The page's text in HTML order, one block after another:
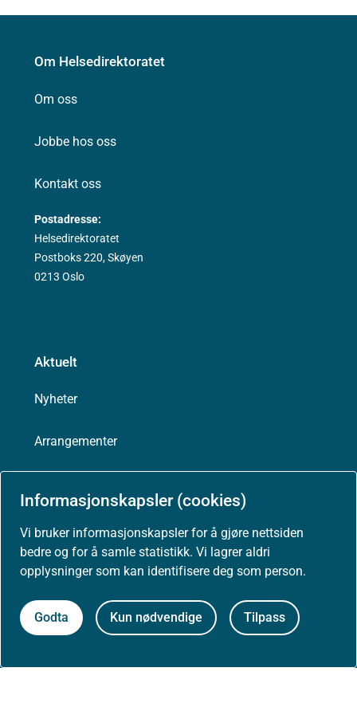
Informasjonskapsler (cookies)
Vi bruker informasjonskapsler for å gjøre nettsiden
bedre og for å samle statistikk. Vi lagrer aldri
opplysninger som kan identifisere deg som person.
Godta Kun nødvendige Tilpass
Om Helsedirektoratet
Om oss
Jobbe hos oss
Kontakt oss
Postadresse:
Helsedirektoratet
Postboks 220, Skøyen
0213 Oslo
Aktuelt
Nyheter
Arrangementer
Presse
Om nettstedet